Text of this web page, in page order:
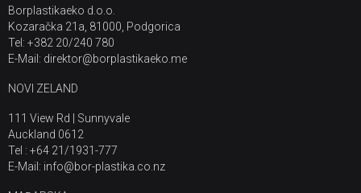
Borplastikaeko d.o.o.
Kozaračka 21a, 81000, Podgorica
Tel: +382 20/240 780
E-Mail: direktor@borplastikaeko.me
NOVI ZELAND
111 View Rd | Sunnyvale
Auckland 0612
Tel : +64 21/1931-777
E-Mail: info@bor-plastika.co.nz